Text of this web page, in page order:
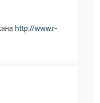
http://www.r-